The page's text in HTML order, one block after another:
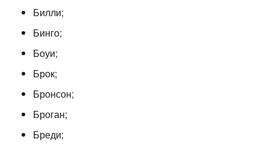
Билли;
Бинго;
Боуи;
Брок;
Бронсон;
Броган;
Бреди;